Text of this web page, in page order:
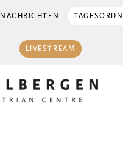
NACHRICHTEN
LIVESTREAM